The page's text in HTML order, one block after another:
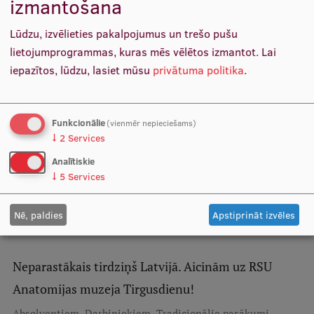
Pētniecības datu pārvaldība
RSU zinātnes portāls
Zinātnes ietekme
Doktorantūras skola
Pētniecības pakalpojumi
Pētniecības projekti
Zinātnieku brokastis
Vertikāli integrētie projekti
RSU stiprina studējošo prakšu pārvaldību,
izmantojot starptautisko pieredzi
Darbiniekiem Starptautiskā sadarbība
Neparastākais tirdziņš Latvijā. Aicinām uz RSU
Anatomijas muzeja Tirgusdienu!
izmantošana
Lūdzu, izvēlieties pakalpojumus un trešo pušu
lietojumprogrammas, kuras mēs vēlētos izmantot. Lai
iepazītos, lūdzu, lasiet mūsu privātuma politika.
Funkcionālie(vienmēr nepieciešams)
↓ 2 Services
Analītiskie
↓ 5 Services
Nē, paldies Apstiprināt izvēles